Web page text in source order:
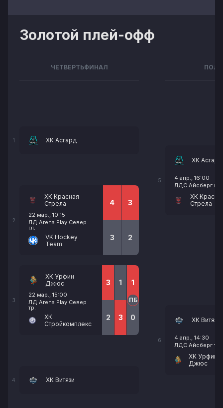
Золотой плей-офф
ЧЕТВЕРТЬФИНАЛ
1 ХК Асгард
2
ХК Красная
Стрела
22 мар., 10:15
ЛД Arena Play Север
гл.
VK Hockey
Team
4
3
3
2
3
ХК Урфин
Джюс
22 мар., 15:00
ЛД Arena Play Север
тр.
ХК
Стройкомплекс
3
2
1
3
1
0
ПБ
4 ХК Витязи
5
ХК Асгард
4 апр., 16:00
ЛДС Айсберг гл.
ХК
Стрела
6
ХК Витязи
4 апр., 14:30
ЛДС Айсберг тр.
ХК Урфин
Джюс